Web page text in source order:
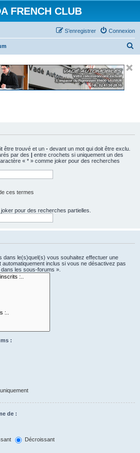
FRENCH CLUB
Connexion
S’enregistrer
être trouvé et un - devant un mot qui doit être exclu.
par des | entre crochets si uniquement un des
« * » comme joker pour des recherches
ces termes
pour des recherches partielles.
dans le(s)quel(s) vous souhaitez effectuer une
inclus si vous ne désactivez pas
les sous-forums ».
:
de :
Décroissant